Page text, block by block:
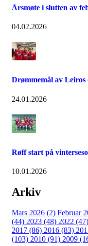
Årsmøte i slutten av
04.02.2026
Drømmemål av Leiros
24.01.2026
Røff start på
10.01.2026
Arkiv
Mars 2026 (2) Februar
(44) 2023 (48) 2022 (47)
2017 (86) 2016 (83)
(103) 2010 (91) 2009